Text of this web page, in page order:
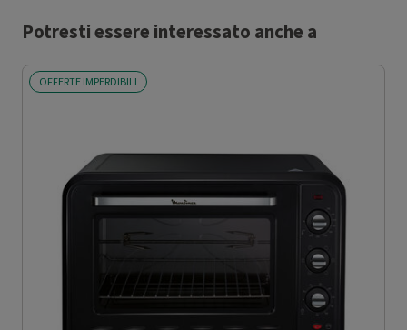
Potresti essere interessato anche a
OFFERTE IMPERDIBILI